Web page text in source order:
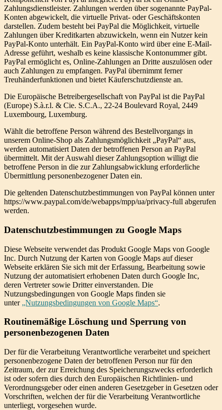
Zahlungsdienstleister. Zahlungen werden über sogenannte PayPal-
Konten abgewickelt, die virtuelle Privat- oder Geschäftskonten
darstellen. Zudem besteht bei PayPal die Möglichkeit, virtuelle
Zahlungen über Kreditkarten abzuwickeln, wenn ein Nutzer kein
PayPal-Konto unterhält. Ein PayPal-Konto wird über eine E-Mail-
Adresse geführt, weshalb es keine klassische Kontonummer gibt.
PayPal ermöglicht es, Online-Zahlungen an Dritte auszulösen oder
auch Zahlungen zu empfangen. PayPal übernimmt ferner
Treuhänderfunktionen und bietet Käuferschutzdienste an.
Die Europäische Betreibergesellschaft von PayPal ist die PayPal
(Europe) S.à.r.l. & Cie. S.C.A., 22-24 Boulevard Royal, 2449
Luxembourg, Luxemburg.
Wählt die betroffene Person während des Bestellvorgangs in
unserem Online-Shop als Zahlungsmöglichkeit „PayPal“ aus,
werden automatisiert Daten der betroffenen Person an PayPal
übermittelt. Mit der Auswahl dieser Zahlungsoption willigt die
betroffene Person in die zur Zahlungsabwicklung erforderliche
Übermittlung personenbezogener Daten ein.
Die geltenden Datenschutzbestimmungen von PayPal können unter
https://www.paypal.com/de/webapps/mpp/ua/privacy-full abgerufen
werden.
Datenschutzbestimmungen zu Google Maps
Diese Webseite verwendet das Produkt Google Maps von Google
Inc. Durch Nutzung der Karten von Google Maps auf dieser
Webseite erklären Sie sich mit der Erfassung, Bearbeitung sowie
Nutzung der automatisiert erhobenen Daten durch Google Inc,
deren Vertreter sowie Dritter einverstanden. Die
Nutzungsbedingungen von Google Maps finden sie
unter „Nutzungsbedingungen von Google Maps“.
Routinemäßige Löschung und Sperrung von
personenbezogenen Daten
Der für die Verarbeitung Verantwortliche verarbeitet und speichert
personenbezogene Daten der betroffenen Person nur für den
Zeitraum, der zur Erreichung des Speicherungszwecks erforderlich
ist oder sofern dies durch den Europäischen Richtlinien- und
Verordnungsgeber oder einen anderen Gesetzgeber in Gesetzen oder
Vorschriften, welchen der für die Verarbeitung Verantwortliche
unterliegt, vorgesehen wurde.